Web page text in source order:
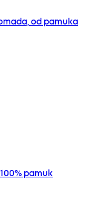
od pamuka
pamuk